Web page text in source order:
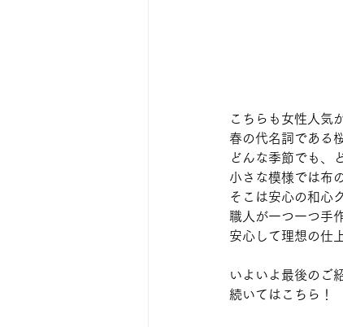
こちらも女性人気
春の代名詞である
どんな季節でも、
小さな模様では布
そこは安心の和心
職人が一つ一つ手
安心して理想の仕
いよいよ最後のご
続いてはこちら！